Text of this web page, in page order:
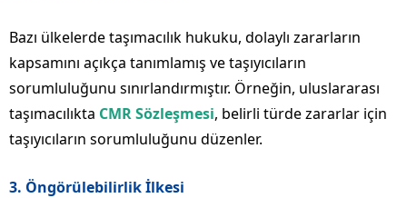
Bazı ülkelerde taşımacılık hukuku, dolaylı zararların
kapsamını açıkça tanımlamış ve taşıyıcıların
sorumluluğunu sınırlandırmıştır. Örneğin, uluslararası
taşımacılıkta CMR Sözleşmesi, belirli türde zararlar için
taşıyıcıların sorumluluğunu düzenler.
3. Öngörülebilirlik İlkesi